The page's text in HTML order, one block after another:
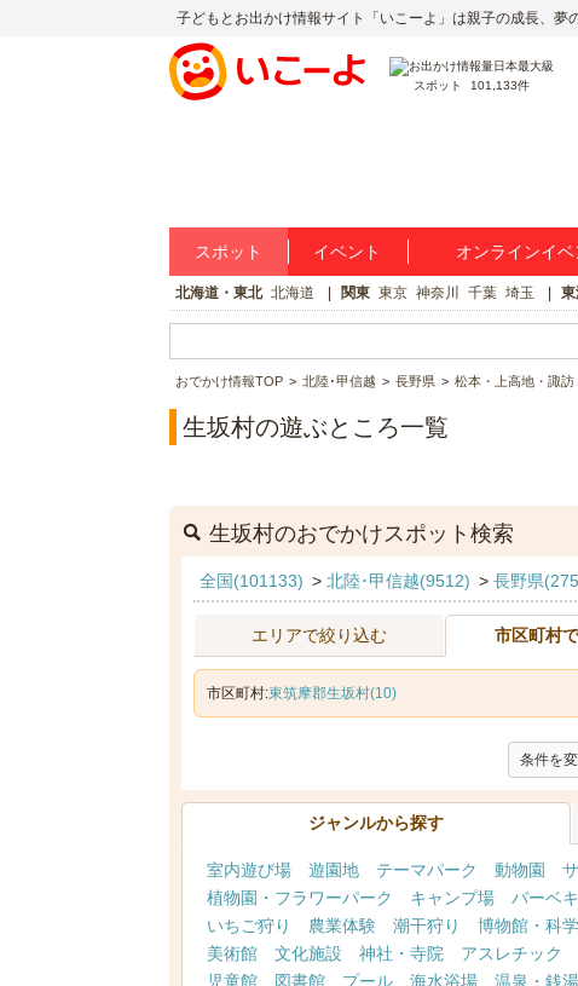
子どもとお出かけ情報サイト「いこーよ」は親子の成長、夢
スポット 101,133件
スポット イベント オンラインイベ
北海道・東北 北海道 関東 東京 神奈川 千葉 埼玉 東
おでかけ情報TOP 北陸･甲信越 長野県 松本・上高地・諏
生坂村の遊ぶところ一覧
生坂村のおでかけスポット検索
全国(101133) > 北陸･甲信越(9512) > 長野県
エリアで絞り込む 市区町村
市区町村:東筑摩郡生坂村(10)
条件を
ジャンルから探す
室内遊び場 遊園地 テーマパーク 動物園
植物園・フラワーパーク
キャンプ場 バーベ
いちご狩り
農業体験 潮干狩り 博物館・科
美術館
文化施設 神社・寺院 アスレチック
児童館
図書館 プール 海水浴場 温泉・銭湯